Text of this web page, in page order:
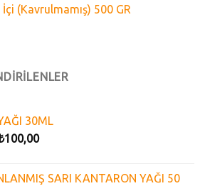
İçi (Kavrulmamış) 500 GR
30ML
100,00
SARI KANTARON YAĞI 50